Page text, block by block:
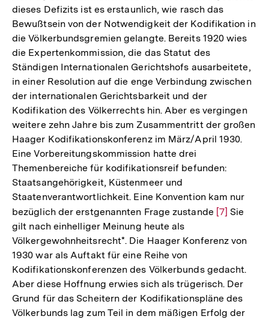
dieses Defizits ist es erstaunlich, wie rasch das
Bewußtsein von der Notwendigkeit der Kodifikation in
die Völkerbundsgremien gelangte. Bereits 1920 wies
die Expertenkommission, die das Statut des
Ständigen Internationalen Gerichtshofs ausarbeitete,
in einer Resolution auf die enge Verbindung zwischen
der internationalen Gerichtsbarkeit und der
Kodifikation des Völkerrechts hin. Aber es vergingen
weitere zehn Jahre bis zum Zusammentritt der großen
Haager Kodifikationskonferenz im März/April 1930.
Eine Vorbereitungskommission hatte drei
Themenbereiche für kodifikationsreif befunden:
Staatsangehörigkeit, Küstenmeer und
Staatenverantwortlichkeit. Eine Konvention kam nur
bezüglich der erstgenannten Frage zustande Zur
der
[7] Sie
gilt nach einhelliger Meinung heute als
Völkergewohnheitsrecht*. Die Haager Konferenz von
1930 war als Auftakt für eine Reihe von
Kodifikationskonferenzen des Völkerbunds gedacht.
Aber diese Hoffnung erwies sich als trügerisch. Der
Grund für das Scheitern der Kodifikationspläne des
Völkerbunds lag zum Teil in dem mäßigen Erfolg der